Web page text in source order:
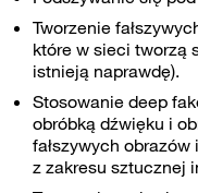
korzystania z ich
Tworzenie
które w sieci tworzą
istnieją naprawdę).
Stosowanie deep
obróbką dźwięku i
fałszywych
z zakresu sztucznej